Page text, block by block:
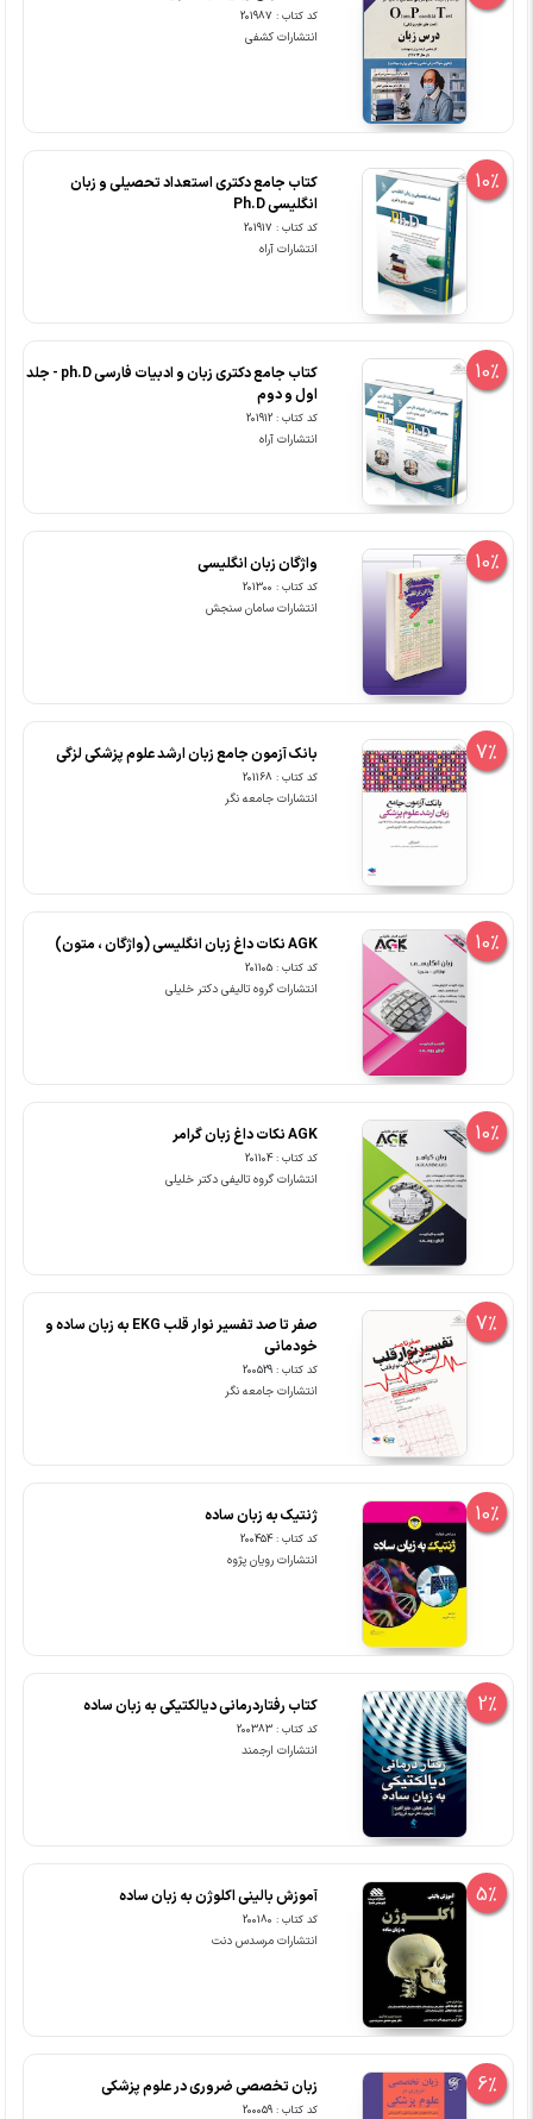
کد کتاب : 201987
انتشارات کشفی
10%
کتاب جامع دکتری استعداد تحصیلی و زبان
انگلیسی Ph.D
کد کتاب : 201917
انتشارات آراه
10%
کتاب جامع دکتری زبان و ادبیات فارسی ph.D - جلد
اول و دوم
کد کتاب : 201912
انتشارات آراه
10% واژگان زبان انگلیسی
کد کتاب : 201300
انتشارات سامان سنجش
7% بانک آزمون جامع زبان ارشد علوم پزشکی لزگی
کد کتاب : 201168
انتشارات جامعه نگر
10% AGK نکات داغ زبان انگلیسی (واژگان ، متون)
کد کتاب : 201105
انتشارات گروه تالیفی دکتر خلیلی
10% AGK نکات داغ زبان گرامر
کد کتاب : 201104
انتشارات گروه تالیفی دکتر خلیلی
7%
صفر تا صد تفسیر نوار قلب EKG به زبان ساده و
خودمانی
کد کتاب : 200529
انتشارات جامعه نگر
10% ژنتیک به زبان ساده
کد کتاب : 200454
انتشارات رویان پژوه
2% کتاب رفتاردرمانی دیالکتیکی به زبان ساده
کد کتاب : 200383
انتشارات ارجمند
5% آموزش بالینی اکلوژن به زبان ساده
کد کتاب : 200180
انتشارات مرسدس دنت
6% زبان تخصصی ضروری در علوم پزشکی
کد کتاب : 200059